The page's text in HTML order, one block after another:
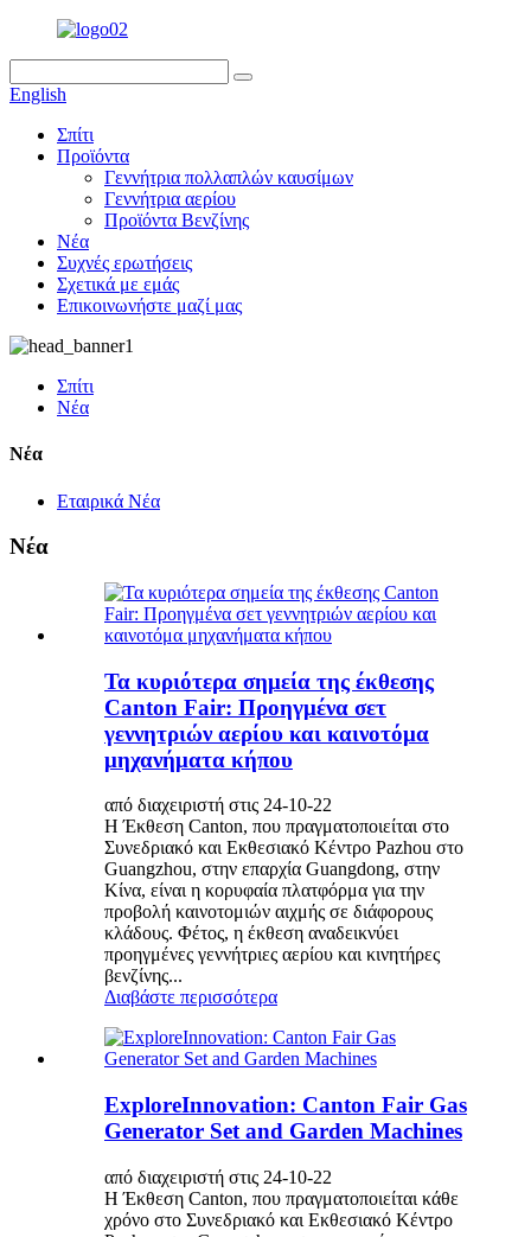
English
Σπίτι
Προϊόντα
Γεννήτρια πολλαπλών καυσίμων
Γεννήτρια αερίου
Προϊόντα Βενζίνης
Νέα
Συχνές ερωτήσεις
Σχετικά με εμάς
Επικοινωνήστε μαζί μας
Σπίτι
Νέα
Νέα
Εταιρικά Νέα
Νέα
Τα κυριότερα σημεία της έκθεσης
Canton Fair: Προηγμένα σετ
γεννητριών αερίου και καινοτόμα
μηχανήματα κήπου
από διαχειριστή στις 24-10-22
Η Έκθεση Canton, που πραγματοποιείται στο
Συνεδριακό και Εκθεσιακό Κέντρο Pazhou στο
Guangzhou, στην επαρχία Guangdong, στην
Κίνα, είναι η κορυφαία πλατφόρμα για την
προβολή καινοτομιών αιχμής σε διάφορους
κλάδους. Φέτος, η έκθεση αναδεικνύει
προηγμένες γεννήτριες αερίου και κινητήρες
βενζίνης...
Διαβάστε περισσότερα
ExploreInnovation: Canton Fair Gas
Generator Set and Garden Machines
από διαχειριστή στις 24-10-22
Η Έκθεση Canton, που πραγματοποιείται κάθε
χρόνο στο Συνεδριακό και Εκθεσιακό Κέντρο